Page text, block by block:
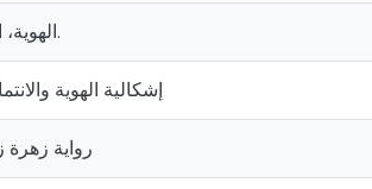
الهوية، الرواية الجزائرية، الانتماء، الأدب الجزائري.
إشكالية الهوية
"رواية